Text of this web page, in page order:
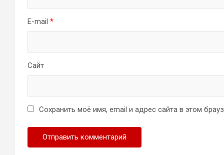
E-mail *
Сайт
Сохранить моё имя, email и адрес сайта в этом